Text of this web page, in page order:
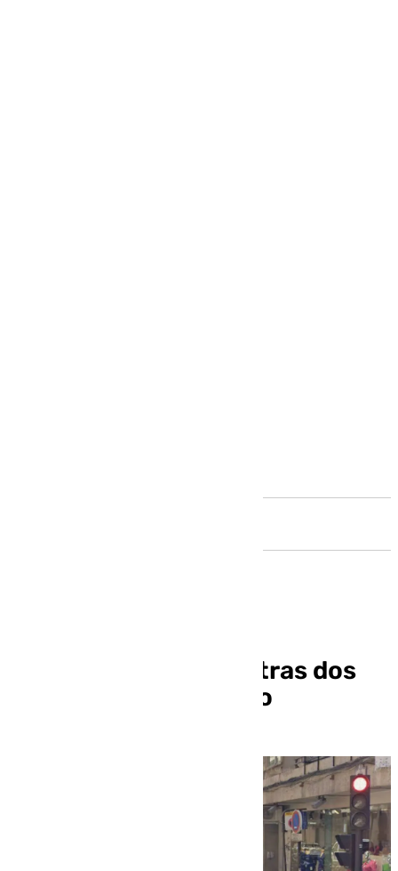
Granada reformará otras dos
calles en pleno centro